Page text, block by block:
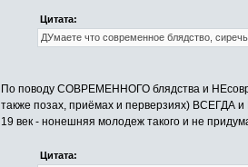
Цитата:
ДУмаете что современное блядство,
По поводу СОВРЕМЕННОГО блядства и
также позах, приёмах и перверзиях) ВСЕГДА и
19 век - нонешняя молодеж такого и не
Цитата: